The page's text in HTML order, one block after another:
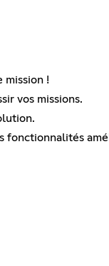
mission !
vos missions.